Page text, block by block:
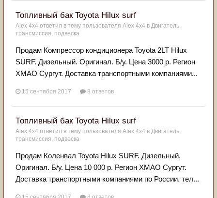
Топливный бак Toyota Hilux surf
Alex 4x4 ответил в тему пользователя Alex 4x4 в Двигатель,
трансмиссия, подвеска
Продам Компрессор кондиционера Toyota 2LT Hilux
SURF. Дизельный. Оригинал. Б/у. Цена 3000 р. Регион
ХМАО Сургут. Доставка транспортными компаниями...
15 сентября 2017 8 ответов
Топливный бак Toyota Hilux surf
Alex 4x4 ответил в тему пользователя Alex 4x4 в Двигатель,
трансмиссия, подвеска
Продам Коленвал Toyota Hilux SURF. Дизельный.
Оригинал. Б/у. Цена 10 000 р. Регион ХМАО Сургут.
Доставка транспортными компаниями по России. тел...